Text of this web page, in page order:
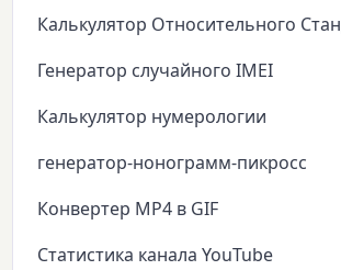
Калькулятор Относительного
Генератор случайного IMEI
Калькулятор нумерологии
генератор-нонограмм-пикросс
Конвертер MP4 в GIF
Статистика канала YouTube